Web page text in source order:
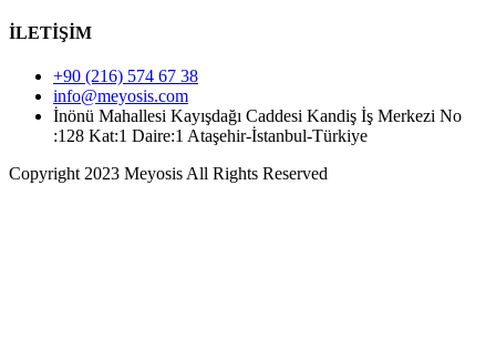
İLETİŞİM
+90 (216) 574 67 38
info@meyosis.com
İnönü Mahallesi Kayışdağı Caddesi Kandiş İş Merkezi No
:128 Kat:1 Daire:1 Ataşehir-İstanbul-Türkiye
Copyright 2023 Meyosis All Rights Reserved